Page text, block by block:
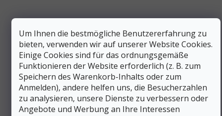
Um Ihnen die bestmögliche Benutzererfahrung zu
bieten, verwenden wir auf unserer Website Cookies.
Einige Cookies sind für das ordnungsgemäße
Funktionieren der Website erforderlich (z. B. zum
Speichern des Warenkorb-Inhalts oder zum
Anmelden), andere helfen uns, die Besucherzahlen
zu analysieren, unsere Dienste zu verbessern oder
Angebote und Werbung an Ihre Interessen